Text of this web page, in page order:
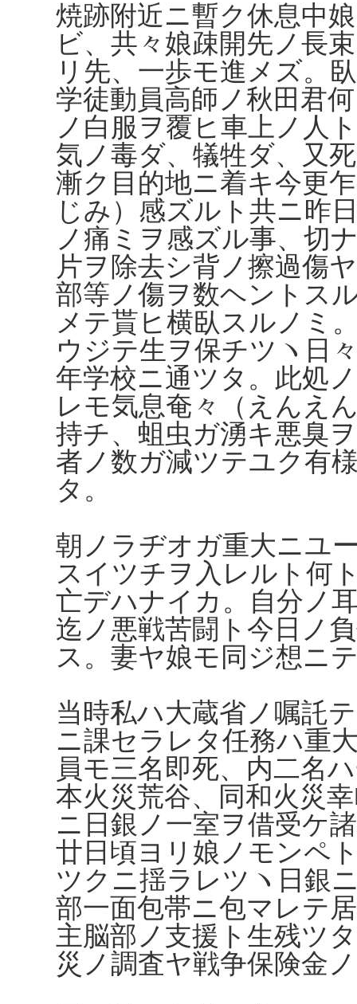
焼跡附近ニ暫ク休息中
ビ、共々娘疎開先ノ長
リ先、一歩モ進メズ。
学徒動員高師ノ秋田君
ノ白服ヲ覆ヒ車上ノ人
気ノ毒ダ、犠牲ダ、又
漸ク目的地ニ着キ今更
じみ）感ズルト共ニ昨
ノ痛ミヲ感ズル事、切
片ヲ除去シ背ノ擦過傷
部等ノ傷ヲ数ヘントス
メテ貰ヒ横臥スルノミ
ウジテ生ヲ保チツヽ日
年学校ニ通ツタ。此処
レモ気息奄々（えんえ
持チ、蛆虫ガ湧キ悪臭
者ノ数ガ減ツテユク有
タ。
朝ノラヂオガ重大ニユ
スイツチヲ入レルト何
亡デハナイカ。自分ノ
迄ノ悪戦苦闘ト今日ノ
ス。妻ヤ娘モ同ジ想ニ
当時私ハ大蔵省ノ嘱託
ニ課セラレタ任務ハ重
員モ三名即死、内二名
本火災荒谷、同和火災
ニ日銀ノ一室ヲ借受ケ
廿日頃ヨリ娘ノモンペ
ツクニ揺ラレツヽ日銀
部一面包帯ニ包マレテ
主脳部ノ支援ト生残ツ
災ノ調査ヤ戦争保険金